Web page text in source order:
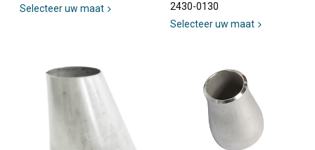
Selecteer uw maat
2430-0130
Selecteer uw maat